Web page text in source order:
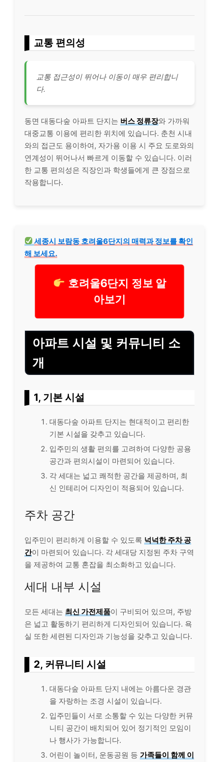
교통 편의성
교통 접근성이 뛰어나 이동이 매우 편리합니
다.
동면 대동다숲 아파트 단지는 버스 정류장와 가까워
대중교통 이용에 편리한 위치에 있습니다. 춘천 시내
와의 접근도 용이하여, 자가용 이용 시 주요 도로와의
연계성이 뛰어나서 빠르게 이동할 수 있습니다. 이러
한 교통 편의성은 직장인과 학생들에게 큰 장점으로
작용합니다.
세종시 보람동 호려울6단지의 매력과 정보를 확인
해 보세요.
호려울6단지 정보 알
아보기
아파트 시설 및 커뮤니티 소
개
1, 기본 시설
대동다숲 아파트 단지는 현대적이고 편리한
기본 시설을 갖추고 있습니다.
입주민의 생활 편의를 고려하여 다양한 공용
공간과 편의시설이 마련되어 있습니다.
각 세대는 넓고 쾌적한 공간을 제공하며, 최
신 인테리어 디자인이 적용되어 있습니다.
주차 공간
입주민이 편리하게 이용할 수 있도록 넉넉한 주차 공
간이 마련되어 있습니다. 각 세대당 지정된 주차 구역
을 제공하여 교통 혼잡을 최소화하고 있습니다.
세대 내부 시설
모든 세대는 최신 가전제품이 구비되어 있으며, 주방
은 넓고 활동하기 편리하게 디자인되어 있습니다. 욕
실 또한 세련된 디자인과 기능성을 갖추고 있습니다.
2, 커뮤니티 시설
대동다숲 아파트 단지 내에는 아름다운 경관
을 자랑하는 조경 시설이 있습니다.
입주민들이 서로 소통할 수 있는 다양한 커뮤
니티 공간이 배치되어 있어 정기적인 모임이
나 행사가 가능합니다.
어린이 놀이터, 운동공원 등 가족들이 함께 이